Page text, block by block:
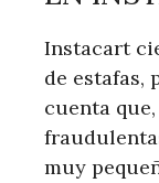
Instacart
de estafas,
cuenta
muy